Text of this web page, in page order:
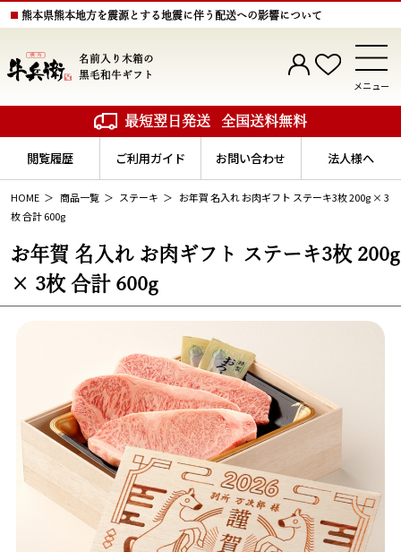
熊本県熊本地方を震源とする地震に伴う配送への影響について
名前入り木箱の
黒毛和牛ギフト
メニュー
最短翌日発送 全国送料無料
閲覧履歴 ご利用ガイド お問い合わせ 法人様へ
HOME 商品一覧 ステーキ
お年賀 名入れ お肉ギフト ステーキ3枚 200g × 3
枚 合計 600g
お年賀 名入れ お肉ギフト ステーキ3枚 200g
× 3枚 合計 600g